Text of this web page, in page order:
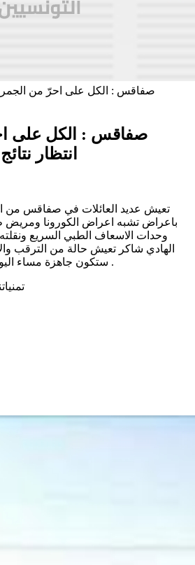
صفاقس : الكل على
انتظار
تعيش عديد العائلات في صفاقس من
باعراض تشبه اعراض الكورونا ومريض
وحدات الاسعاف الطبي السريع
الهادي شاكر تعيش حالة من الترقب
ستكون جاهزة مساء اليوم وسنمدكم بها في الابان .